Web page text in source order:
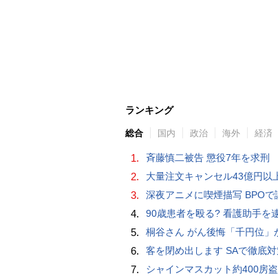
ランキング
総合 国内 政治 海外 経済
1. 斉藤慎二被告 懲役7年を求刑
2. 大量注文キャンセル43億円以
3. 深夜アニメに喫煙描写 BPOで
4. 90歳患者を殴る? 看護助手を
5. 桐谷さん がん後悔「千円位」
6. 客を閉め出します SAで徹底
7. シャインマスカット約400房